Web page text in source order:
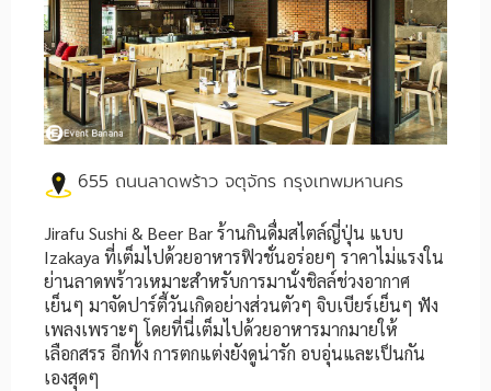
655 ถนนลาดพร้าว จตุจักร กรุงเทพมหานคร
Jirafu Sushi & Beer Bar ร้านกินดื่มสไตล์ญี่ปุ่น แบบ
Izakaya ที่เต็มไปด้วยอาหารฟิวชั่นอร่อยๆ ราคาไม่แรงใน
ย่านลาดพร้าวเหมาะสำหรับการมานั่งชิลล์ช่วงอากาศ
เย็นๆ มาจัดปาร์ตี้วันเกิดอย่างส่วนตัวๆ จิบเบียร์เย็นๆ ฟัง
เพลงเพราะๆ โดยที่นี่เต็มไปด้วยอาหารมากมายให้
เลือกสรร อีกทั้ง การตกแต่งยังดูน่ารัก อบอุ่นและเป็นกัน
เองสุดๆ